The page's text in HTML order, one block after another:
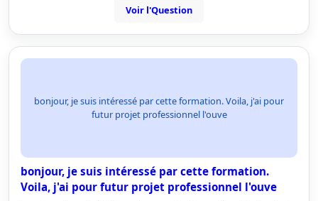
Voir l'Question
bonjour, je suis intéressé par cette formation. Voila, j'ai pour
futur projet professionnel l'ouve
bonjour, je suis intéressé par cette formation.
Voila, j'ai pour futur projet professionnel l'ouve